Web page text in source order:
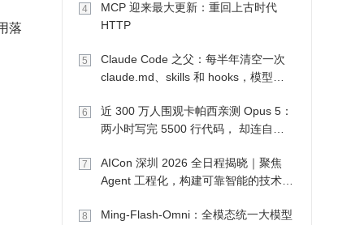
落
4
MCP 迎来最大更新：重回上古时代
HTTP
5
Claude Code 之父：每半年清空一次
claude.md、skills 和 hooks，模型自
6
近 300 万人围观卡帕西亲测 Opus 5：
两小时写完 5500 行代码， 却连自己
7
AICon 深圳 2026 全日程揭晓｜聚焦
Agent 工程化，构建可靠智能的技术路
8
Ming-Flash-Omni：全模态统一大模型